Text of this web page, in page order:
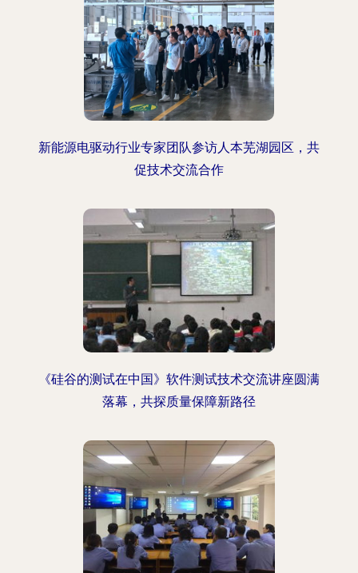
新能源电驱动行业专家团队参访人本芜湖园区，共
促技术交流合作
《硅谷的测试在中国》软件测试技术交流讲座圆满
落幕，共探质量保障新路径